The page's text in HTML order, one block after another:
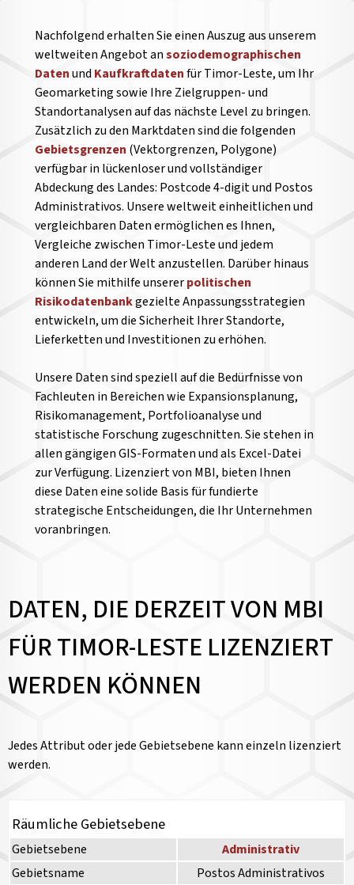
Nachfolgend erhalten Sie einen Auszug aus unserem
weltweiten Angebot ansoziodemographischen
Datenund Kaufkraftdatenfür Timor-Leste, um Ihr
Geomarketing sowie Ihre Zielgruppen- und
Standortanalysen auf das nächste Level zu bringen.
Zusätzlich zu den Marktdaten sind die folgenden
Gebietsgrenzen (Vektorgrenzen, Polygone)
verfügbar in lückenloser und vollständiger
Abdeckung des Landes: Postcode 4-digit und Postos
Administrativos. Unsere weltweit einheitlichen und
vergleichbaren Daten ermöglichen es Ihnen,
Vergleiche zwischen Timor-Leste und jedem
anderen Land der Welt anzustellen. Darüber hinaus
können Sie mithilfe unsererpolitischen
Risikodatenbankgezielte Anpassungsstrategien
entwickeln, um die Sicherheit Ihrer Standorte,
Lieferketten und Investitionen zu erhöhen.
Unsere Daten sind speziell auf die Bedürfnisse von
Fachleuten in Bereichen wie Expansionsplanung,
Risikomanagement, Portfolioanalyse und
statistische Forschung zugeschnitten. Sie stehen in
allen gängigen GIS-Formaten und als Excel-Datei
zur Verfügung. Lizenziert von MBI, bieten Ihnen
diese Daten eine solide Basis für fundierte
strategische Entscheidungen, die Ihr Unternehmen
voranbringen.
DATEN, DIE DERZEIT VON MBI
FÜR TIMOR-LESTE LIZENZIERT
WERDEN KÖNNEN
Jedes Attribut oder jede Gebietsebene kann einzeln lizenziert
werden.
Räumliche Gebietsebene
Gebietsebene
Administrativ
Gebietsname
Postos Administrativos